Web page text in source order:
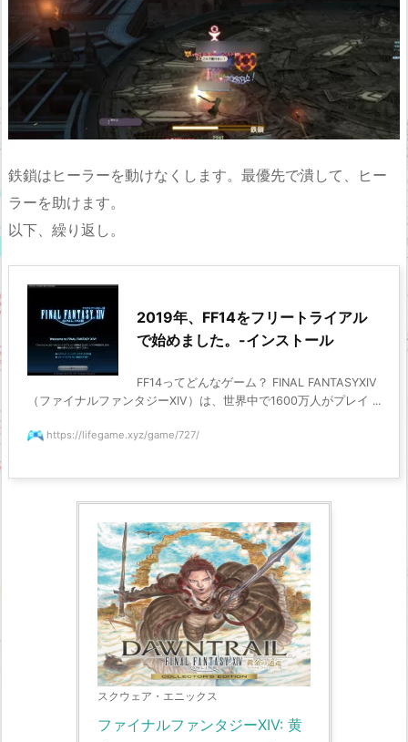
鉄鎖はヒーラーを動けなくします。最優先で潰して、ヒー
ラーを助けます。
以下、繰り返し。
2019年、FF14をフリートライアル
で始めました。-インストール
FF14ってどんなゲーム？ FINAL FANTASYXIV
（ファイナルファンタジーXIV）は、世界中で1600万人がプレイ ...
https://lifegame.xyz/game/727/
スクウェア・エニックス
ファイナルファンタジーXIV: 黄